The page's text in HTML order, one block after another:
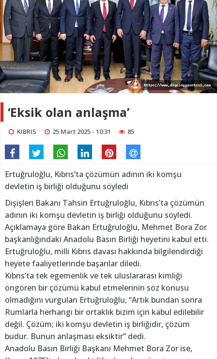
‘Eksik olan anlaşma’
KIBRIS 25 Mart 2025 - 10:31 85
Ertuğruloğlu, Kıbrıs’ta çözümün adının iki komşu
devletin iş birliği olduğunu söyledi
Dışişleri Bakanı Tahsin Ertuğruloğlu, Kıbrıs’ta çözümün
adının iki komşu devletin iş birliği olduğunu söyledi.
Açıklamaya göre Bakan Ertuğruloğlu, Mehmet Bora Zor
başkanlığındaki Anadolu Basın Birliği heyetini kabul etti.
Ertuğruloğlu, milli Kıbrıs davası hakkında bilgilendirdiği
heyete faaliyetlerinde başarılar diledi.
Kıbrıs’ta tek egemenlik ve tek uluslararası kimliği
öngören bir çözümü kabul etmelerinin söz konusu
olmadığını vurgulan Ertuğruloğlu, “Artık bundan sonra
Rumlarla herhangi bir ortaklık bizim için kabul edilebilir
değil. Çözüm; iki komşu devletin iş birliğidir, çözüm
budur. Bunun anlaşması eksiktir” dedi.
Anadolu Basın Birliği Başkanı Mehmet Bora Zor ise,